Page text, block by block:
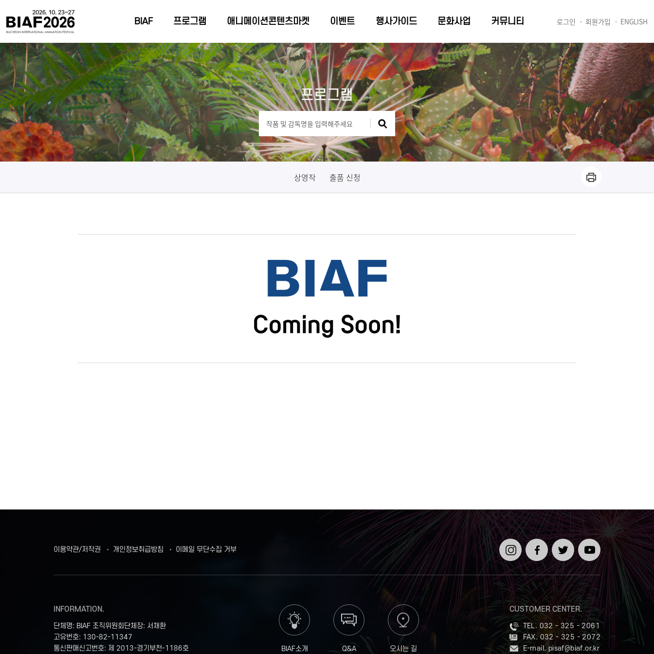
BIAF 프로그램 애니메이션콘텐츠마켓 이벤트 행사가이드 문화사업 커뮤니티 로그인 회원가입 ENGLISH
프로그램
상영작 출품 신청
이용약관/저작권 개인정보취급방침 이메일 무단수집 거부
인스타
그램
페이스
북
트위터 유튜브
INFORMATION.
단체명: BIAF 조직위원회단체장: 서채환
고유번호: 130-82-11347
통신판매신고번호: 제 2013-경기부천-1186호
BIAF소개 Q&A 오시는 길
CUSTOMER CENTER.
TEL. 032 - 325 - 2061
FAX. 032 - 325 - 2072
E-mail. pisaf@biaf.or.kr